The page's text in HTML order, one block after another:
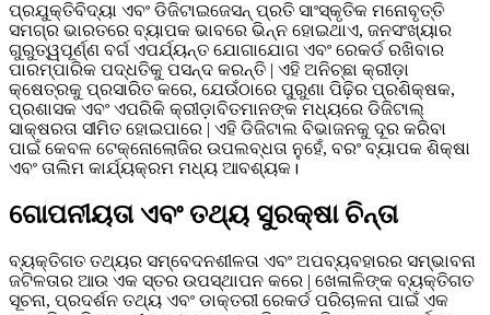
ପ୍ରଯୁକ୍ତିବିଦ୍ୟା ଏବଂ ଡିଜିଟାଇଜେସନ୍ ପ୍ରତି ସାଂସ୍କୃତିକ ମନୋବୃତ୍ତି
ସମଗ୍ର ଭାରତରେ ବ୍ୟାପକ ଭାବରେ ଭିନ୍ନ ହୋଇଥାଏ, ଜନସଂଖ୍ୟାର
ଗୁରୁତ୍ୱପୂର୍ଣ୍ଣ ବର୍ଗ ଏପର୍ଯ୍ୟନ୍ତ ଯୋଗାଯୋଗ ଏବଂ ରେକର୍ଡ ରଖିବାର
ପାରମ୍ପାରିକ ପଦ୍ଧତିକୁ ପସନ୍ଦ କରନ୍ତି | ଏହି ଅନିଚ୍ଛା କ୍ରୀଡ଼ା
କ୍ଷେତ୍ରକୁ ପ୍ରସାରିତ କରେ, ଯେଉଁଠାରେ ପୁରୁଣା ପିଢ଼ିର ପ୍ରଶିକ୍ଷକ,
ପ୍ରଶାସକ ଏବଂ ଏପରିକି କ୍ରୀଡ଼ାବିତମାନଙ୍କ ମଧ୍ୟରେ ଡିଜିଟାଲ୍
ସାକ୍ଷରତା ସୀମିତ ହୋଇପାରେ | ଏହି ଡିଜିଟାଲ ବିଭାଜନକୁ ଦୂର କରିବା
ପାଇଁ କେବଳ ଟେକ୍ନୋଲୋଜିର ଉପଲବ୍ଧତା ନୁହେଁ, ବରଂ ବ୍ୟାପକ ଶିକ୍ଷା
ଏବଂ ତାଲିମ କାର୍ଯ୍ୟକ୍ରମ ମଧ୍ୟ ଆବଶ୍ୟକ।
ଗୋପନୀୟତା ଏବଂ ତଥ୍ୟ ସୁରକ୍ଷା ଚିନ୍ତା
ବ୍ୟକ୍ତିଗତ ତଥ୍ୟର ସମ୍ବେଦନଶୀଳତା ଏବଂ ଅପବ୍ୟବହାରର ସମ୍ଭାବନା
ଜଟିଳତାର ଆଉ ଏକ ସ୍ତର ଉପସ୍ଥାପନ କରେ | ଖେଳାଳିଙ୍କ ବ୍ୟକ୍ତିଗତ
ସୂଚନା, ପ୍ରଦର୍ଶନ ତଥ୍ୟ ଏବଂ ଡାକ୍ତରୀ ରେକର୍ଡ ପରିଚାଳନା ପାଇଁ ଏକ